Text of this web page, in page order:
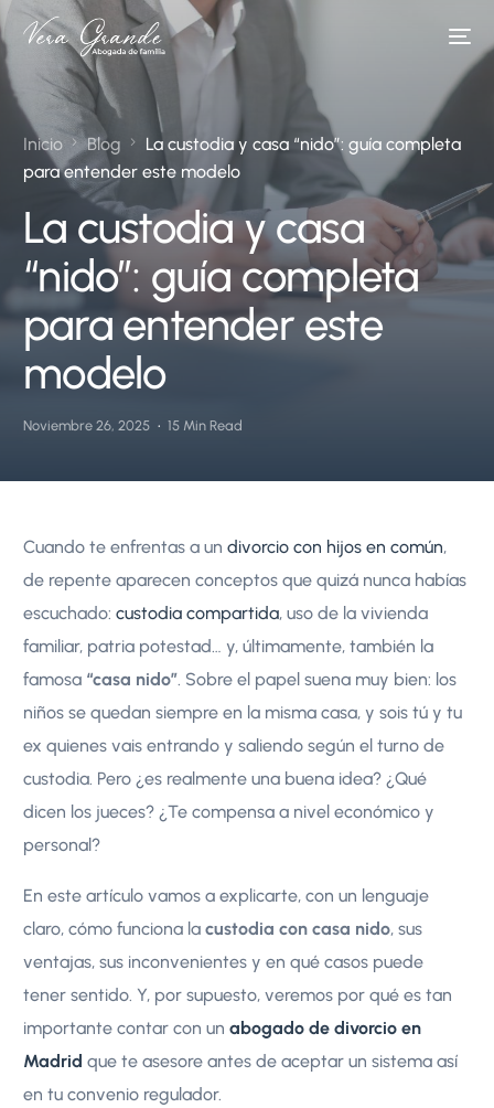
Inicio Blog
La custodia y casa “nido”: guía completa
para entender este modelo
La custodia y casa
“nido”: guía completa
para entender este
modelo
Noviembre 26, 2025 15 Min Read
Cuando te enfrentas a undivorcio con hijos en común,
de repente aparecen conceptos que quizá nunca habías
escuchado:custodia compartida, uso de la vivienda
familiar, patria potestad… y, últimamente, también la
famosa “casa nido”. Sobre el papel suena muy bien: los
niños se quedan siempre en la misma casa, y sois tú y tu
ex quienes vais entrando y saliendo según el turno de
custodia. Pero ¿es realmente una buena idea? ¿Qué
dicen los jueces? ¿Te compensa a nivel económico y
personal?
En este artículo vamos a explicarte, con un lenguaje
claro, cómo funciona lacustodia con casa nido, sus
ventajas, sus inconvenientes y en qué casos puede
tener sentido. Y, por supuesto, veremos por qué es tan
importante contar con unabogado de divorcio en
Madrid que te asesore antes de aceptar un sistema así
en tu convenio regulador.